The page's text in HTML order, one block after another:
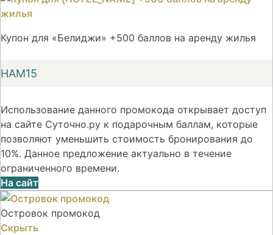
Купон для «Белиджи» +500 баллов на аренду жилья
НАМ15
Использование данного промокода открывает доступ
на сайте Суточно.ру к подарочным баллам, которые
позволяют уменьшить стоимость бронирования до
10%. Данное предложение актуально в течение
ограниченного времени.
На сайт
Островок промокод
Скрыть